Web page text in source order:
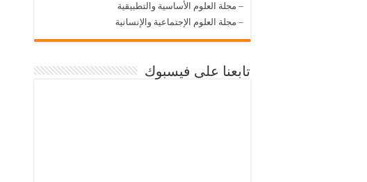
– مجلة العلوم الأساسية والتطبيقية
– مجلة العلوم الإجتماعية والإنسانية
تابعنا على فيسبوك